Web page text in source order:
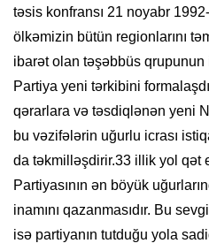
təsis konfransı 21 noyabr
ölkəmizin bütün regionlarını
ibarət olan təşəbbüs qrupunun
Partiya yeni tərkibini
qərarlara və təsdiqlənən yeni
bu vəzifələrin uğurlu icrası
da təkmilləşdirir.33 illik yol qət
Partiyasının ən böyük
inamını qazanmasıdır. Bu
isə partiyanın tutduğu yola